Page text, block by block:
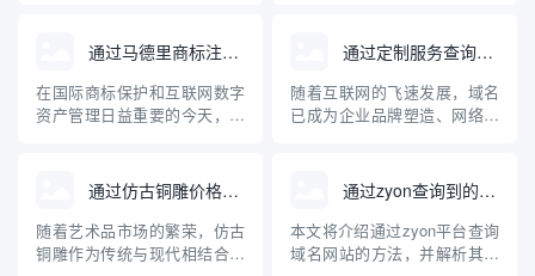
富的旅游信息资源。本文将介
绍如何通过互联网查询杭州西
湖的旅游相关域名，并为游客
合理规划出行提供专业的指导
网查询、比较各种无烟锅炉产
品和品牌。本文介绍了与无烟
锅炉相关的主要专业网站及其
特点，并针对无烟锅炉的原
通过马德里商标注册查询域名
在国际商标保护和互联网数字
资产管理日益重要的今天，企
商标注册体系查询域名，是品
牌全球布局和防止知识产权纠
纷的重要一环。本文介绍了马
德里商标注册的基本流程、与
通过定制服务查询域名
随着互联网的飞速发展，域名
已成为企业品牌塑造、网络入
需求和复杂的市场“抢注”环
境，传统的域名查询方式正逐
渐暴露出局限性。相比之下，
基于大数据和多样化需求定制
通过仿古铜雕价格查询域名
随着艺术品市场的繁荣，仿古
铜雕作为传统与现代相结合的
通过zyon查询到的域名网站
本文将介绍通过zyon平台查询
域名网站的方法，并解析其背